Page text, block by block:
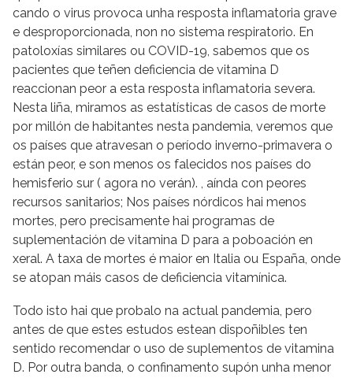
cando o virus provoca unha resposta inflamatoria grave
e desproporcionada, non no sistema respiratorio. En
patoloxías similares ou COVID-19, sabemos que os
pacientes que teñen deficiencia de vitamina D
reaccionan peor a esta resposta inflamatoria severa.
Nesta liña, miramos as estatísticas de casos de morte
por millón de habitantes nesta pandemia, veremos que
os países que atravesan o período inverno-primavera o
están peor, e son menos os falecidos nos países do
hemisferio sur ( agora no verán). , aínda con peores
recursos sanitarios; Nos países nórdicos hai menos
mortes, pero precisamente hai programas de
suplementación de vitamina D para a poboación en
xeral. A taxa de mortes é maior en Italia ou España, onde
se atopan máis casos de deficiencia vitamínica.
Todo isto hai que probalo na actual pandemia, pero
antes de que estes estudos estean dispoñibles ten
sentido recomendar o uso de suplementos de vitamina
D. Por outra banda, o confinamento supón unha menor